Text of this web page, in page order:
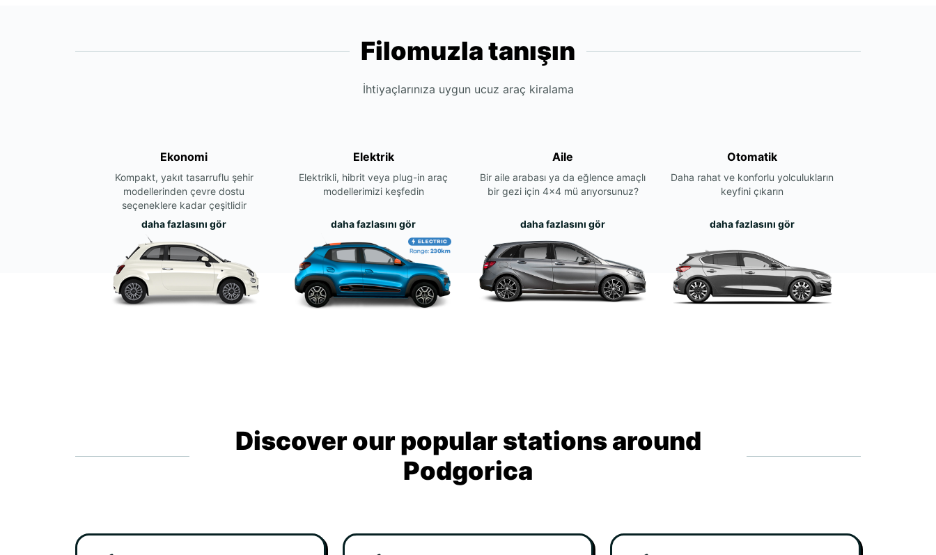
Filomuzla tanışın
İhtiyaçlarınıza uygun ucuz araç kiralama
Ekonomi
Kompakt, yakıt tasarruflu şehir
modellerinden çevre dostu
seçeneklere kadar çeşitlidir
daha fazlasını gör
Elektrik
Elektrikli, hibrit veya plug-in araç
modellerimizi keşfedin
daha fazlasını gör
Aile
Bir aile arabası ya da eğlence amaçlı
bir gezi için 4x4 mü arıyorsunuz?
daha fazlasını gör
Otomatik
Daha rahat ve konforlu yolculukların
keyfini çıkarın
daha fazlasını gör
Discover our popular stations around
Podgorica